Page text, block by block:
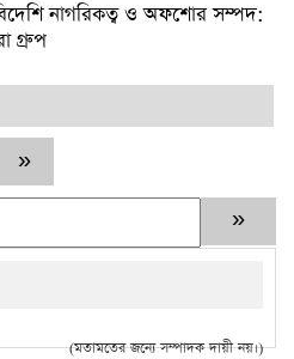
নাগরিকত্ব ও অফশোর সম্পদ:
গ্রুপ
(মতামতের জন্যে সম্পাদক দায়ী নয়।)